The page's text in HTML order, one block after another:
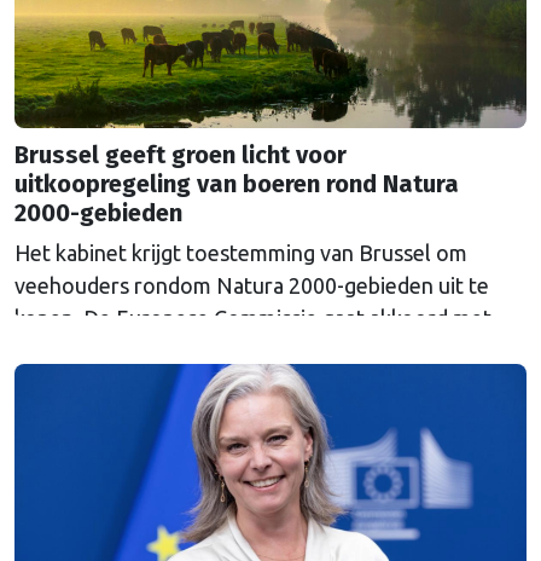
Brussel geeft groen licht voor
uitkoopregeling van boeren rond Natura
2000-gebieden
Het kabinet krijgt toestemming van Brussel om
veehouders rondom Natura 2000-gebieden uit te
kopen. De Europese Commissie gaat akkoord met